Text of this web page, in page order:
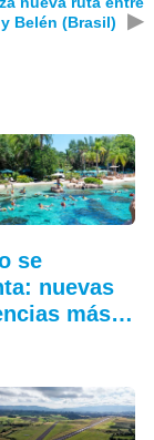
Belén (Brasil)
▶
se
nuevas
más